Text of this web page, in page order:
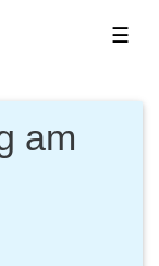
☰
am